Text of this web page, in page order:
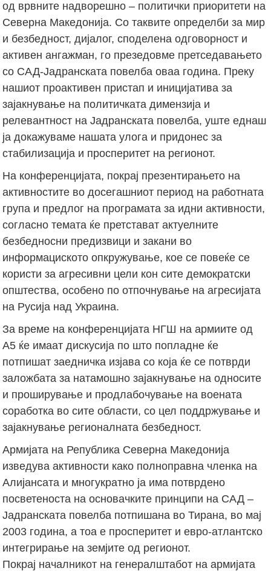
од врвните надворешно – политички приоритети на
Северна Македонија. Со таквите определби за мир
и безбедност, дијалог, споделена одговорност и
активен ангажман, го презедовме претседавањето
со САД-Јадранската повелба оваа година. Преку
нашиот проактивен пристап и иницијатива за
зајакнување на политичката димензија и
релевантност на Јадранската повелба, уште еднаш
ја докажуваме нашата улога и придонес за
стабилизација и просперитет на регионот.
На конференцијата, покрај презентирањето на
активностите во досегашниот период на работната
група и предлог на програмата за идни активности,
согласно темата ќе претстават актуелните
безбедносни предизвици и закани во
информациското опкружување, кое се повеќе се
користи за агресивни цели кон сите демократски
општества, особено по отпочнување на агресијата
на Русија над Украина.
За време на конференцијата НГШ на армиите од
А5 ќе имаат дискусија по што попладне ќе
потпишат заедничка изјава со која ќе се потврди
заложбата за натамошно зајакнување на односите
и проширување и продлабочување на воената
соработка во сите области, со цел поддржување и
зајакнување регионалната безбедност.
Армијата на Република Северна Македонија
изведува активности како полноправна членка на
Алијансата и многукратно ја има потврдено
посветеноста на основачките принципи на САД –
Јадранската повелба потпишана во Тирана, во мај
2003 година, а тоа е просперитет и евро-атлантско
интегрирање на земјите од регионот.
Покрај началникот на генералштабот на армијата